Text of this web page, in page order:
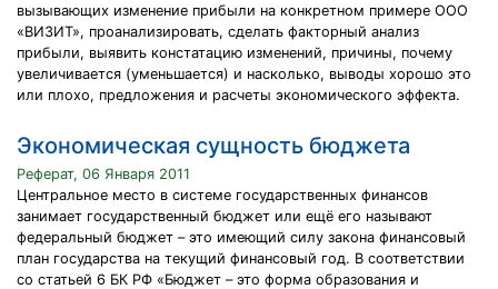
вызывающих изменение прибыли на конкретном примере ООО
«ВИЗИТ», проанализировать, сделать факторный анализ
прибыли, выявить констатацию изменений, причины, почему
увеличивается (уменьшается) и насколько, выводы хорошо это
или плохо, предложения и расчеты экономического эффекта.
Экономическая сущность бюджета
Реферат, 06 Января 2011
Центральное место в системе государственных финансов
занимает государственный бюджет или ещё его называют
федеральный бюджет – это имеющий силу закона финансовый
план государства на текущий финансовый год. В соответствии
со статьей 6 БК РФ «Бюджет – это форма образования и